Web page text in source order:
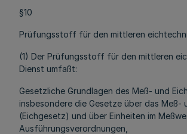
§10
Prüfungsstoff für den mittleren
(1) Der Prüfungsstoff für den mittleren
Dienst umfaßt:
Gesetzliche Grundlagen des Meß- und
insbesondere die Gesetze über das Meß-
(Eichgesetz) und über Einheiten im
Ausführungsverordnungen,